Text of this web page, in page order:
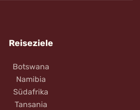
Reiseziele
Botswana
Namibia
Südafrika
Tansania